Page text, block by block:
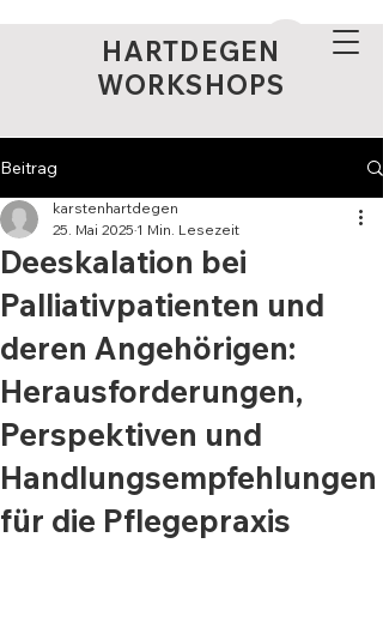
HARTDEGEN
WORKSHOPS
Beitrag
Deeskalation bei
Palliativpatienten und
deren Angehörigen:
Herausforderungen,
Perspektiven und
Handlungsempfehlungen
für die Pflegepraxis
karstenhartdegen
25. Mai 2025 1 Min. Lesezeit